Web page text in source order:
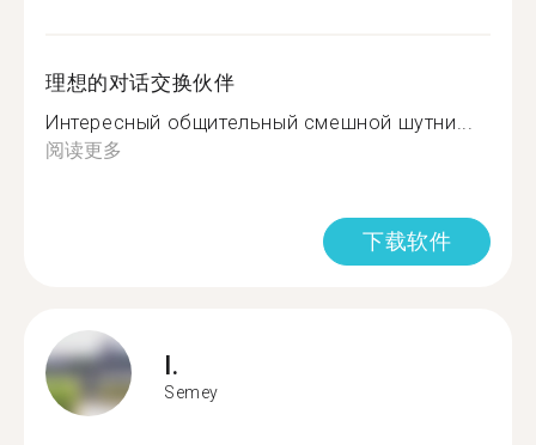
理想的对话交换伙伴
Интересный общительный смешной шутни...
阅读更多
下载软件
I.
Semey